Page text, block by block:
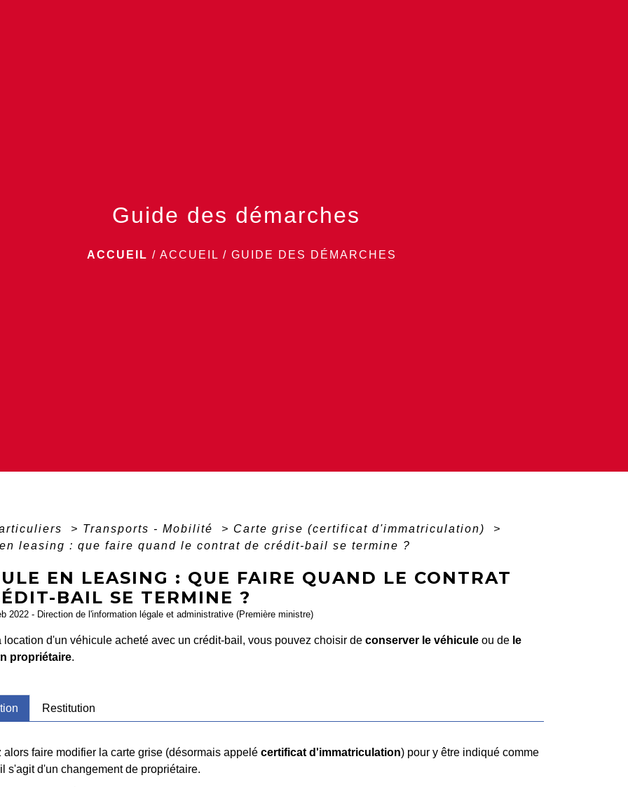
Guide des démarches
ACCUEIL / ACCUEIL / GUIDE DES DÉMARCHES
> Transports - Mobilité > Carte grise (certificat d'immatriculation)
>
leasing : que faire quand le contrat de crédit-bail se termine ?
EN LEASING : QUE FAIRE QUAND LE CONTRAT
BAIL SE TERMINE ?
2022 - Direction de l'information légale et administrative (Première ministre)
location d'un véhicule acheté avec un crédit-bail, vous pouvez choisir de conserver le véhiculeou de le
propriétaire.
Restitution
alors faire modifier la carte grise (désormais appelé certificat d'immatriculation) pour y être indiqué comme
s'agit d'un changement de propriétaire.